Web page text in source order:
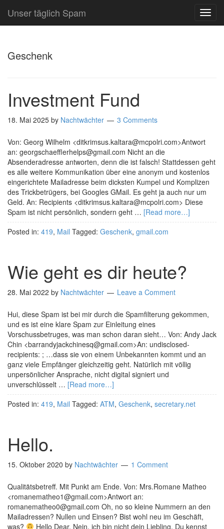
Unser täglich Spam
Geschenk
Investment Fund
18. Mai 2025 by Nachtwächter 3 Comments
Von: Georg Wilhelm <ditkrimsus.kaltara@mcpolri.com>Antwort
an: georgschaefflerhelps@gmail.com Nicht an die
Absenderadresse antworten, denn die ist falsch! Stattdessen geht
es alle weitere Kommunikation über eine anonym und kostenlos
eingerichtete Mailadresse beim dicksten Kumpel und Komplizen
des Trickbetrügers, bei Googles GMail. Es geht ja auch nur um
Geld. An: Recipients <ditkrimsus.kaltara@mcpolri.com> Diese
Spam ist nicht persönlich, sondern geht … [Read more…]
Posted in: 419, Mail Tagged: Geschenk, gmail.com
Wie geht es dir heute?
28. Mai 2022 by Nachtwächter Leave a Comment
Hui, diese Spam ist bei mir durch die Spamfilterung gekommen,
und es ist eine klare Spam zur Einleitung eines
Vorschussbetruges, was man schon daran sieht… Von: Andy Jack
Chin <barrandyjackchinesq@gmail.com>An: undisclosed-
recipients: ; …dass sie von einem Unbekannten kommt und an
ganz viele Empfänger gleichzeitig geht. Natürlich mit völlig
unpersönlicher Ansprache, nicht digital signiert und
unverschlüsselt … [Read more…]
Posted in: 419, Mail Tagged: ATM, Geschenk, secretary.net
Hello.
15. Oktober 2020 by Nachtwächter 1 Comment
Qualitätsbetreff. Mit Punkt am Ende. Von: Mrs.Romane Matheo
<romanematheo1@gmail.com>Antwort an:
romanematheo0@gmail.com Oh, no so kleine Nummern an den
Mailadressen? Nullen und Einsen? Bist wohl neu im Geschäft,
was?
Hello Dear. Nein, ich bin nicht dein Liebling. Du kennst